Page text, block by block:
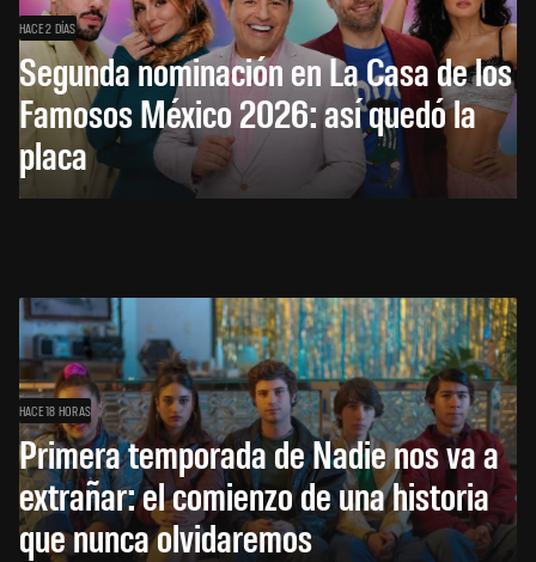
HACE 2 DÍAS
Segunda nominación en La Casa de los
Famosos México 2026: así quedó la
placa
HACE 18 HORAS
Primera temporada de Nadie nos va a
extrañar: el comienzo de una historia
que nunca olvidaremos